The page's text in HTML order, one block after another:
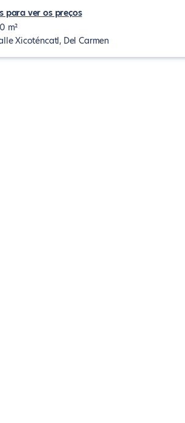
para ver os preços
m²
Xicoténcatl, Del Carmen